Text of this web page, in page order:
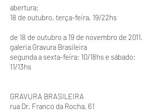
abertura:
18 de outubro, terça-feira, 19/22hs
de 18 de outubro a 19 de novembro de 2011.
galeria Gravura Brasileira
segunda a sexta-feira: 10/18hs e sábado:
11/13hs
GRAVURA BRASILEIRA
rua Dr. Franco da Rocha, 61